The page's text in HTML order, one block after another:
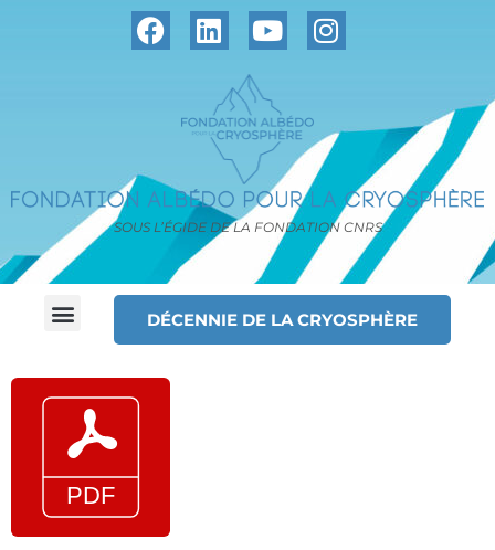
SOUS L’ÉGIDE DE LA FONDATION CNRS
DÉCENNIE DE LA CRYOSPHÈRE